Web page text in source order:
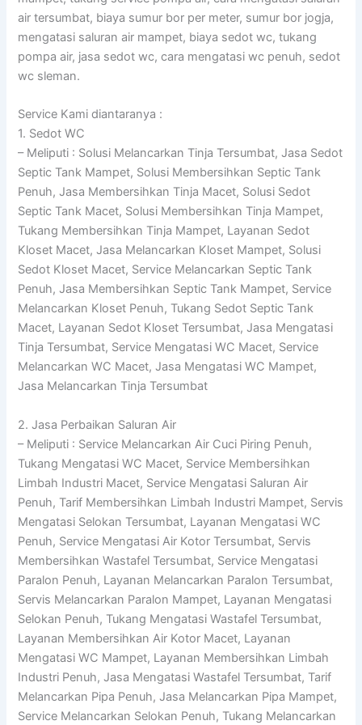
air tersumbat, biaya sumur bor per meter, sumur bor jogja,
mengatasi saluran air mampet, biaya sedot wc, tukang
pompa air, jasa sedot wc, cara mengatasi wc penuh, sedot
wc sleman.
Service Kami diantaranya :
1. Sedot WC
– Meliputi : Solusi Melancarkan Tinja Tersumbat, Jasa Sedot
Septic Tank Mampet, Solusi Membersihkan Septic Tank
Penuh, Jasa Membersihkan Tinja Macet, Solusi Sedot
Septic Tank Macet, Solusi Membersihkan Tinja Mampet,
Tukang Membersihkan Tinja Mampet, Layanan Sedot
Kloset Macet, Jasa Melancarkan Kloset Mampet, Solusi
Sedot Kloset Macet, Service Melancarkan Septic Tank
Penuh, Jasa Membersihkan Septic Tank Mampet, Service
Melancarkan Kloset Penuh, Tukang Sedot Septic Tank
Macet, Layanan Sedot Kloset Tersumbat, Jasa Mengatasi
Tinja Tersumbat, Service Mengatasi WC Macet, Service
Melancarkan WC Macet, Jasa Mengatasi WC Mampet,
Jasa Melancarkan Tinja Tersumbat
2. Jasa Perbaikan Saluran Air
– Meliputi : Service Melancarkan Air Cuci Piring Penuh,
Tukang Mengatasi WC Macet, Service Membersihkan
Limbah Industri Macet, Service Mengatasi Saluran Air
Penuh, Tarif Membersihkan Limbah Industri Mampet, Servis
Mengatasi Selokan Tersumbat, Layanan Mengatasi WC
Penuh, Service Mengatasi Air Kotor Tersumbat, Servis
Membersihkan Wastafel Tersumbat, Service Mengatasi
Paralon Penuh, Layanan Melancarkan Paralon Tersumbat,
Servis Melancarkan Paralon Mampet, Layanan Mengatasi
Selokan Penuh, Tukang Mengatasi Wastafel Tersumbat,
Layanan Membersihkan Air Kotor Macet, Layanan
Mengatasi WC Mampet, Layanan Membersihkan Limbah
Industri Penuh, Jasa Mengatasi Wastafel Tersumbat, Tarif
Melancarkan Pipa Penuh, Jasa Melancarkan Pipa Mampet,
Service Melancarkan Selokan Penuh, Tukang Melancarkan